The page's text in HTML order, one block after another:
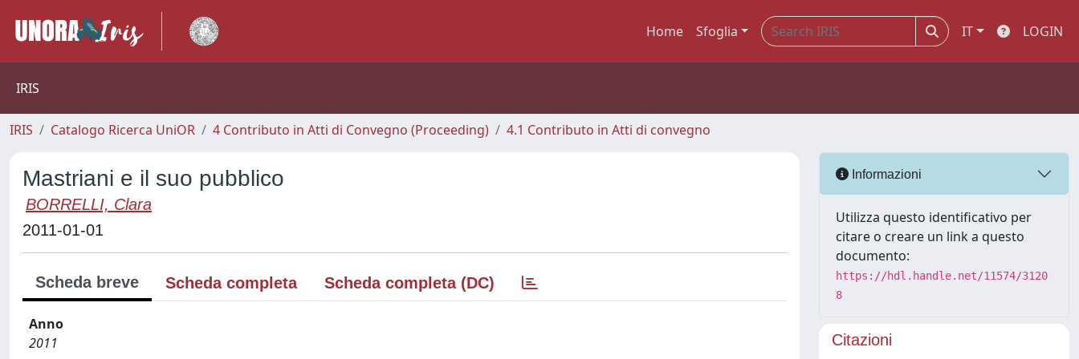
Home Sfoglia IT LOGIN
IRIS
IRIS Catalogo Ricerca UniOR 4 Contributo in Atti di Convegno (Proceeding) 4.1 Contributo in Atti di convegno
Mastriani e il suo pubblico
BORRELLI, Clara
2011-01-01
Scheda breve Scheda completa Scheda completa (DC)
Anno
2011
Informazioni
Utilizza questo identificativo per
citare o creare un link a questo
documento:
https://hdl.handle.net/11574/3120
8
Citazioni